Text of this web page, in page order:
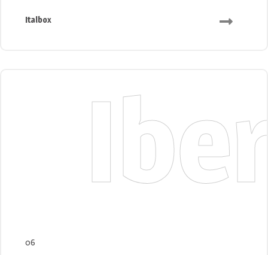
Italbox
06